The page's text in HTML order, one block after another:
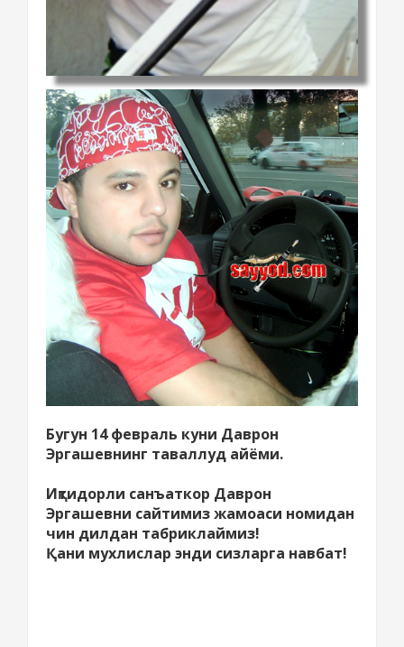
Бугун 14 февраль куни Даврон
Эргашевнинг таваллуд айёми.
Иқтидорли санъаткор Даврон
Эргашевни сайтимиз жамоаси номидан
чин дилдан табриклаймиз!
Қани мухлислар энди сизларга навбат!